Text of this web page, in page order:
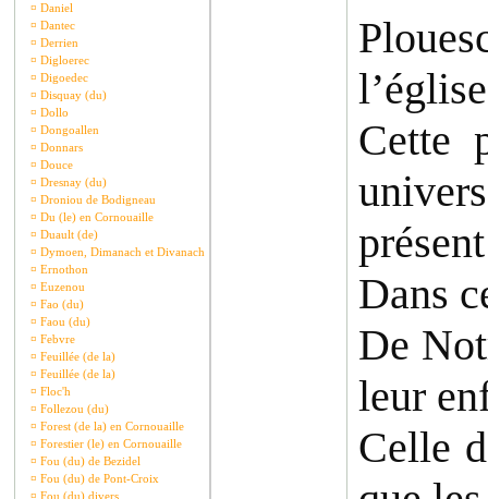
¤ Daniel
¤ Dantec
¤ Derrien
¤ Digloerec
¤ Digoedec
¤ Disquay (du)
¤ Dollo
¤ Dongoallen
¤ Donnars
¤ Douce
¤ Dresnay (du)
¤ Droniou de Bodigneau
¤ Du (le) en Cornouaille
¤ Duault (de)
¤ Dymoen, Dimanach et Divanach
¤ Ernothon
¤ Euzenou
¤ Fao (du)
¤ Faou (du)
¤ Febvre
¤ Feuillée (de la)
¤ Feuillée (de la)
¤ Floc'h
¤ Follezou (du)
¤ Forest (de la) en Cornouaille
¤ Forestier (le) en Cornouaille
¤ Fou (du) de Bezidel
¤ Fou (du) de Pont-Croix
¤ Fou (du) divers
Cette
Dans
De
leur
Celle